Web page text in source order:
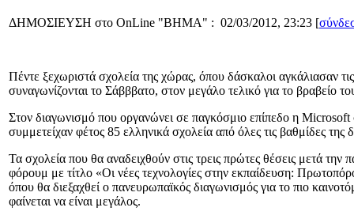
ΔΗΜΟΣΙΕΥΣΗ στο OnLine "ΒΗΜΑ" : 02/03/2012, 23:23 [
Πέντε ξεχωριστά σχολεία της χώρας, όπου δάσκαλοι αγκάλιασαν
συναγωνίζονται το Σάβββατο, στον μεγάλο τελικό για το βραβείο
Στον διαγωνισμό που οργανώνει σε παγκόσμιο επίπεδο η
συμμετείχαν φέτος 85 ελληνικά σχολεία από όλες τις βαθμίδες της
Τα σχολεία που θα αναδειχθούν στις τρεις πρώτες θέσεις μετά
φόρουμ με τίτλο «Οι νέες τεχνολογίες στην εκπαίδευση:
όπου θα διεξαχθεί ο πανευρωπαϊκός διαγωνισμός για το πιο
φαίνεται να είναι μεγάλος.